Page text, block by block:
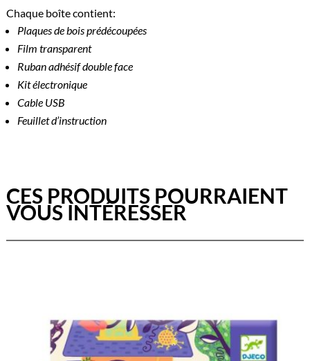
Chaque boîte contient:
Plaques de bois prédécoupées
Film transparent
Ruban adhésif double face
Kit électronique
Cable USB
Feuillet d’instruction
CES PRODUITS POURRAIENT
VOUS INTÉRESSER